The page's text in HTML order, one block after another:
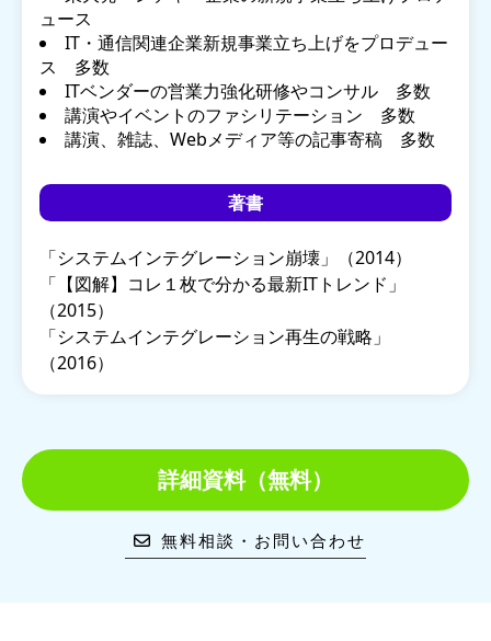
ュース
IT・通信関連企業新規事業立ち上げをプロデュー
ス 多数
ITベンダーの営業力強化研修やコンサル 多数
講演やイベントのファシリテーション 多数
講演、雑誌、Webメディア等の記事寄稿 多数
著書
「システムインテグレーション崩壊」（2014）
「【図解】コレ１枚で分かる最新ITトレンド」
（2015）
「システムインテグレーション再生の戦略」
（2016）
詳細資料（無料）
無料相談・お問い合わせ